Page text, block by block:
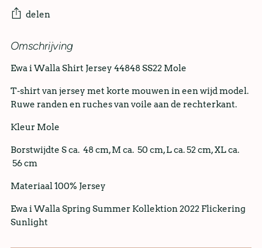
delen
Omschrijving
Ewa i Walla Shirt Jersey 44848 SS22 Mole
T-shirt van jersey met korte mouwen in een wijd model.
Ruwe randen en ruches van voile aan de rechterkant.
Kleur Mole
Borstwijdte S ca. 48 cm, M ca. 50 cm, L ca. 52 cm, XL ca.
56 cm
Materiaal 100% Jersey
Ewa i Walla Spring Summer Kollektion 2022 Flickering
Sunlight